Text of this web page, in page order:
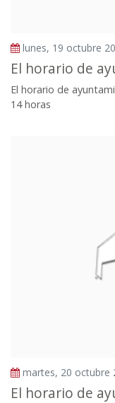
lunes, 19 octubre
El horario de
El horario de
14 horas
martes, 20 octubre
El horario de